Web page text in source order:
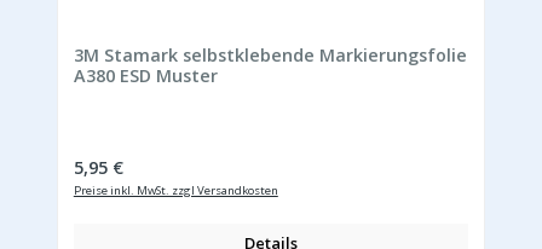
3M Stamark selbstklebende Markierungsfolie
A380 ESD Muster
Regulärer Preis:
5,95 €
Preise inkl. MwSt. zzgl Versandkosten
Details